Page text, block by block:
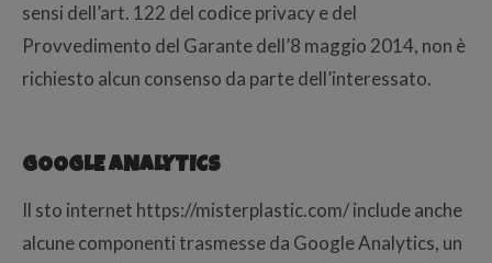
sensi dell’art. 122 del codice privacy e del
Provvedimento del Garante dell’8 maggio 2014, non è
richiesto alcun consenso da parte dell’interessato.
GOOGLE ANALYTICS
Il sto internet https://misterplastic.com/ include anche
alcune componenti trasmesse da Google Analytics, un